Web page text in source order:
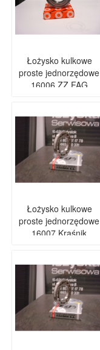
Łożysko kulkowe
proste jednorzędowe
16006 ZZ FAG
Łożysko kulkowe
proste jednorzędowe
16007 Kraśnik